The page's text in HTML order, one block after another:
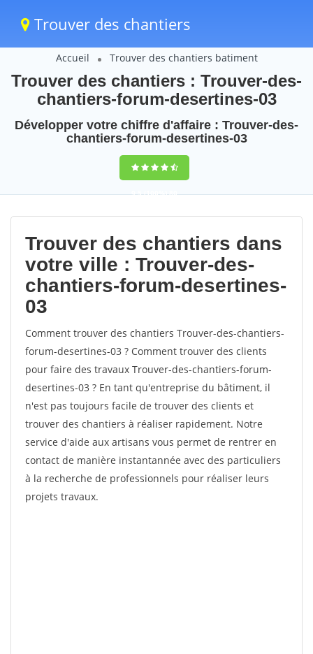
Trouver des chantiers
Accueil Trouver des chantiers batiment
Trouver des chantiers : Trouver-des-
chantiers-forum-desertines-03
Développer votre chiffre d'affaire : Trouver-des-
chantiers-forum-desertines-03
9,5(100%)80
votes
Trouver des chantiers dans
votre ville : Trouver-des-
chantiers-forum-desertines-
03
Comment trouver des chantiers Trouver-des-chantiers-
forum-desertines-03 ? Comment trouver des clients
pour faire des travaux Trouver-des-chantiers-forum-
desertines-03 ? En tant qu'entreprise du bâtiment, il
n'est pas toujours facile de trouver des clients et
trouver des chantiers à réaliser rapidement. Notre
service d'aide aux artisans vous permet de rentrer en
contact de manière instantannée avec des particuliers
à la recherche de professionnels pour réaliser leurs
projets travaux.